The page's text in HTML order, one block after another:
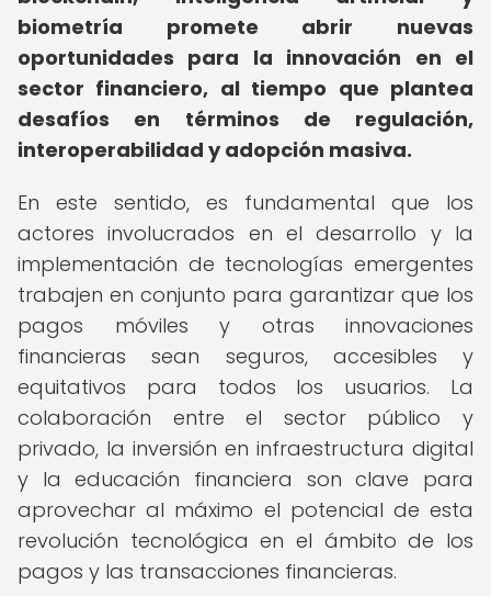
biometría promete abrir nuevas
oportunidades para la innovación en el
sector financiero, al tiempo que plantea
desafíos en términos de regulación,
interoperabilidad y adopción masiva.
En este sentido, es fundamental que los
actores involucrados en el desarrollo y la
implementación de tecnologías emergentes
trabajen en conjunto para garantizar que los
pagos móviles y otras innovaciones
financieras sean seguros, accesibles y
equitativos para todos los usuarios. La
colaboración entre el sector público y
privado, la inversión en infraestructura digital
y la educación financiera son clave para
aprovechar al máximo el potencial de esta
revolución tecnológica en el ámbito de los
pagos y las transacciones financieras.